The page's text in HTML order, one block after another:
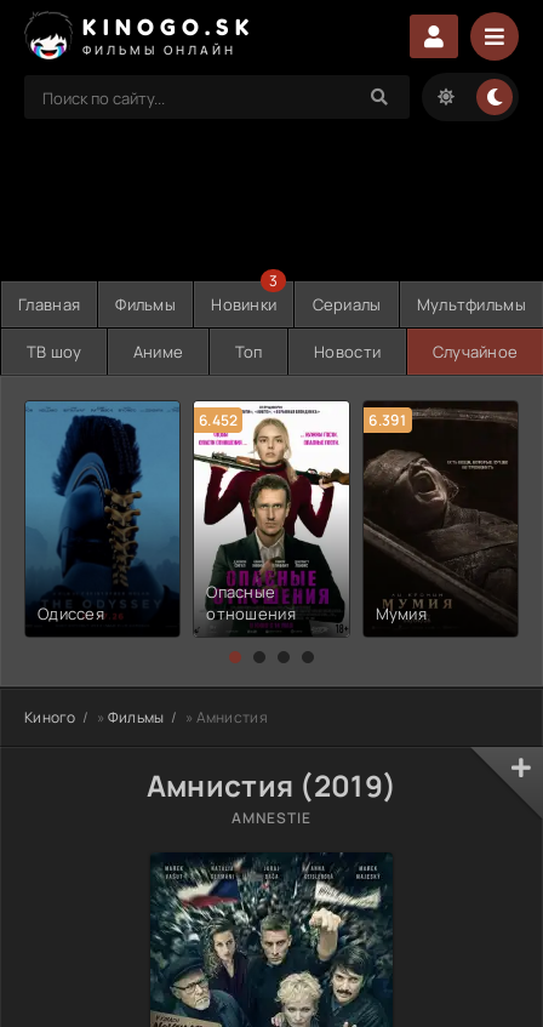
KINOGO.SK
ФИЛЬМЫ ОНЛАЙН
Главная Фильмы Новинки
3
Сериалы Мультфильмы
ТВ шоу Аниме Топ Новости Случайное
Одиссея
6.452
Опасные
отношения
6.391
Мумия
Киного » Фильмы » Амнистия
Амнистия (2019)
AMNESTIE